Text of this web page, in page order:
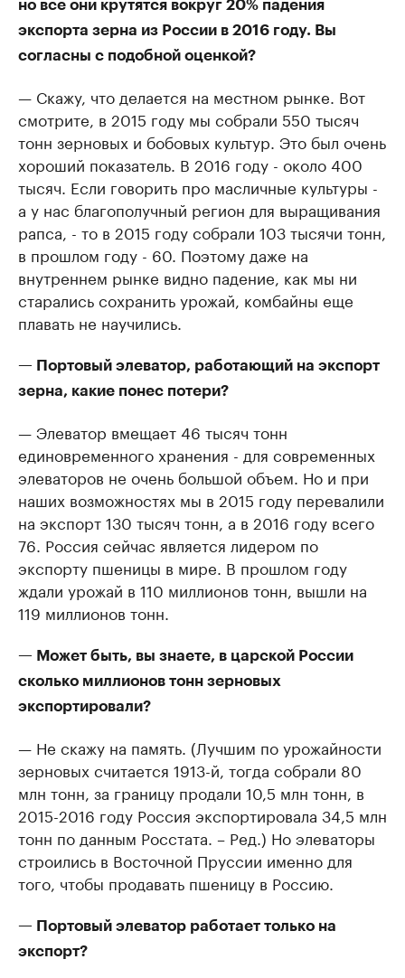
но все они крутятся вокруг 20% падения
экспорта зерна из России в 2016 году. Вы
согласны с подобной оценкой?
— Скажу, что делается на местном рынке. Вот
смотрите, в 2015 году мы собрали 550 тысяч
тонн зерновых и бобовых культур. Это был очень
хороший показатель. В 2016 году - около 400
тысяч. Если говорить про масличные культуры -
а у нас благополучный регион для выращивания
рапса, - то в 2015 году собрали 103 тысячи тонн,
в прошлом году - 60. Поэтому даже на
внутреннем рынке видно падение, как мы ни
старались сохранить урожай, комбайны еще
плавать не научились.
— Портовый элеватор, работающий на экспорт
зерна, какие понес потери?
— Элеватор вмещает 46 тысяч тонн
единовременного хранения - для современных
элеваторов не очень большой объем. Но и при
наших возможностях мы в 2015 году перевалили
на экспорт 130 тысяч тонн, а в 2016 году всего
76. Россия сейчас является лидером по
экспорту пшеницы в мире. В прошлом году
ждали урожай в 110 миллионов тонн, вышли на
119 миллионов тонн.
— Может быть, вы знаете, в царской России
сколько миллионов тонн зерновых
экспортировали?
— Не скажу на память. (Лучшим по урожайности
зерновых считается 1913-й, тогда собрали 80
млн тонн, за границу продали 10,5 млн тонн, в
2015-2016 году Россия экспортировала 34,5 млн
тонн по данным Росстата. – Ред.) Но элеваторы
строились в Восточной Пруссии именно для
того, чтобы продавать пшеницу в Россию.
— Портовый элеватор работает только на
экспорт?